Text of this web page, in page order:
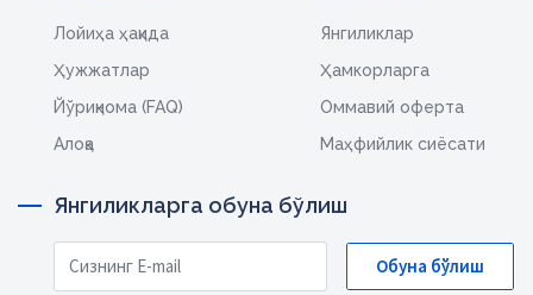
Лойиҳа ҳақида
Ҳужжатлар
Йўриқнома (FAQ)
Алоқа
Янгиликлар
Ҳамкорларга
Оммавий оферта
Маҳфийлик сиёсати
Янгиликларга обуна бўлиш
Обуна бўлиш